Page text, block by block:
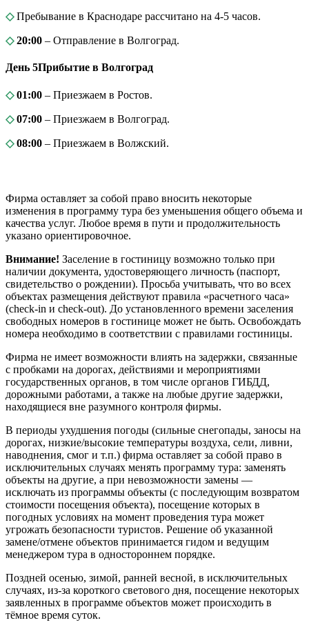
◇Пребывание в Краснодаре рассчитано на 4-5 часов.
◇20:00 – Отправление в Волгоград.
День 5Прибытие в Волгоград
◇ 01:00 – Приезжаем в Ростов.
◇ 07:00 – Приезжаем в Волгоград.
◇ 08:00 – Приезжаем в Волжский.
Фирма оставляет за собой право вносить некоторые
изменения в программу тура без уменьшения общего объема и
качества услуг. Любое время в пути и продолжительность
указано ориентировочное.
Внимание! Заселение в гостиницу возможно только при
наличии документа, удостоверяющего личность (паспорт,
свидетельство о рождении). Просьба учитывать, что во всех
объектах размещения действуют правила «расчетного часа»
(check-in и check-out). До установленного времени заселения
свободных номеров в гостинице может не быть. Освобождать
номера необходимо в соответствии с правилами гостиницы.
Фирма не имеет возможности влиять на задержки, связанные
с пробками на дорогах, действиями и мероприятиями
государственных органов, в том числе органов ГИБДД,
дорожными работами, а также на любые другие задержки,
находящиеся вне разумного контроля фирмы.
В периоды ухудшения погоды (сильные снегопады, заносы на
дорогах, низкие/высокие температуры воздуха, сели, ливни,
наводнения, смог и т.п.) фирма оставляет за собой право в
исключительных случаях менять программу тура: заменять
объекты на другие, а при невозможности замены —
исключать из программы объекты (с последующим возвратом
стоимости посещения объекта), посещение которых в
погодных условиях на момент проведения тура может
угрожать безопасности туристов. Решение об указанной
замене/отмене объектов принимается гидом и ведущим
менеджером тура в одностороннем порядке.
Поздней осенью, зимой, ранней весной, в исключительных
случаях, из-за короткого светового дня, посещение некоторых
заявленных в программе объектов может происходить в
тёмное время суток.